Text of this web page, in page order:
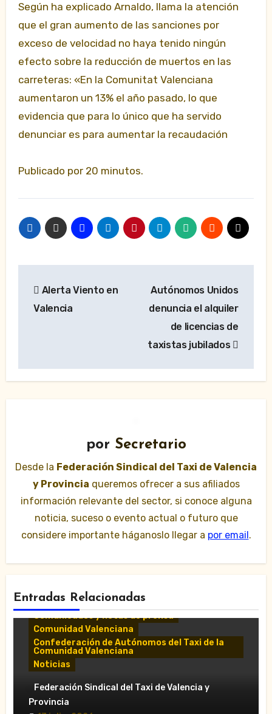
Según ha explicado Arnaldo, llama la atención
que el gran aumento de las sanciones por
exceso de velocidad no haya tenido ningún
efecto sobre la reducción de muertos en las
carreteras: «En la Comunitat Valenciana
aumentaron un 13% el año pasado, lo que
evidencia que para lo único que ha servido
denunciar es para aumentar la recaudación
Publicado por 20 minutos.
de
Alerta Viento en
Valencia
Autónomos Unidos
denuncia el alquiler
de licencias de
taxistas jubilados
por Secretario
Desde la Federación Sindical del Taxi de Valencia
y Provincia queremos ofrecer a sus afiliados
información relevante del sector, si conoce alguna
noticia, suceso o evento actual o futuro que
considere importante háganoslo llegar a por email.
Entradas Relacionadas
Comunicados y notas de prensa
Comunidad Valenciana
Confederación de Autónomos del Taxi de la
Comunidad Valenciana
Noticias
«El taxi de Alicante muestra su
desánimo tras una reunión “infructuosa”
Federación Sindical del Taxi de Valencia y
Provincia